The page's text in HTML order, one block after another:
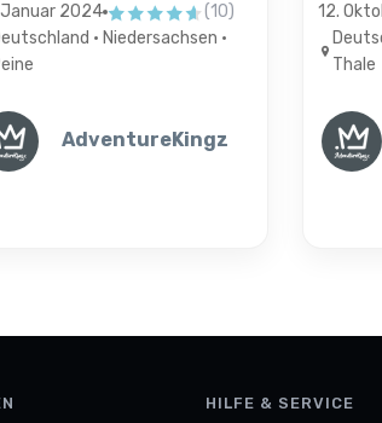
Januar 2024
4.6 von 5 Sternen
(10)
• Niedersachsen •
AdventureKingz
12.
Thale
HILFE & SERVICE